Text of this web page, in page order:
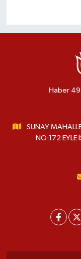
Haber
SUNAY
NO:172 EYLE